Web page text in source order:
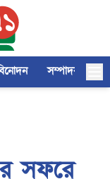
সম্পাদকীয়
সফরে